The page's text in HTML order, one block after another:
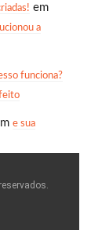
em
a
funciona?
e sua